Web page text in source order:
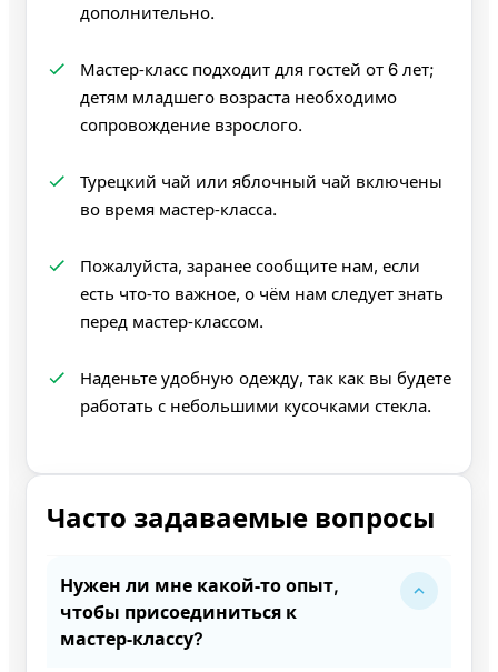
дополнительно.
Мастер‑класс подходит для гостей от 6 лет;
детям младшего возраста необходимо
сопровождение взрослого.
Турецкий чай или яблочный чай включены
во время мастер‑класса.
Пожалуйста, заранее сообщите нам, если
есть что‑то важное, о чём нам следует знать
перед мастер‑классом.
Наденьте удобную одежду, так как вы будете
работать с небольшими кусочками стекла.
Часто задаваемые вопросы
Нужен ли мне какой‑то опыт,
чтобы присоединиться к
мастер‑классу?